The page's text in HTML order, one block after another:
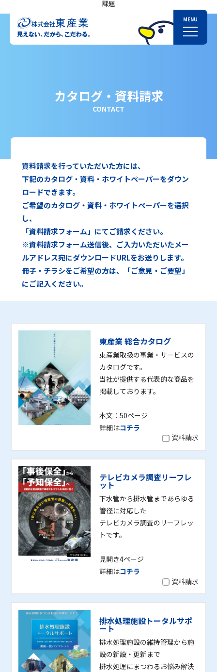
課題
カタログ・資料請求
CONTACT
資料請求を行っていただいた方には、
下記のカタログ・資料・ホワイトペーパーをダウン
ロードできます。
ご希望のカタログ・資料・ホワイトペーパーを選択
し、
「資料請求フォーム」にてご請求ください。
※資料請求フォーム送信後、ご入力いただいたメー
ルアドレス宛にダウンロードURLをお送りします。
冊子・チラシをご希望の方は、「ご意見・ご要望」
にご記入ください。
東産業 総合カタログ
東産業取扱の事業・サービスの
カタログです。
当社が提供する代表的な商品を
掲載しております。
本文：50ページ
詳細はコチラ
資料請求
テレビカメラ調査リーフレ
ット
下水管から排水管まであらゆる
管径に対応した
テレビカメラ調査のリーフレッ
トです。
見開き4ページ
詳細はコチラ
資料請求
排水処理施設トータルサポ
ート
排水処理施設の維持管理から施
設の新設・更新まで
排水処理にまつわるお悩み解決